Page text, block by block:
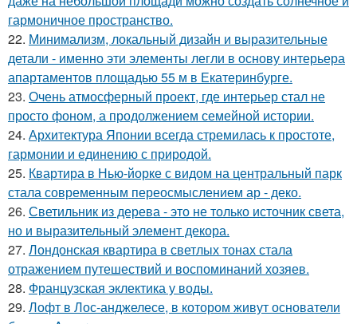
гармоничное пространство.
22. Минимализм, локальный дизайн и выразительные
детали - именно эти элементы легли в основу интерьера
апартаментов площадью 55 м в Екатеринбурге.
23. Очень атмосферный проект, где интерьер стал не
просто фоном, а продолжением семейной истории.
24. Архитектура Японии всегда стремилась к простоте,
гармонии и единению с природой.
25. Квартира в Нью-йорке с видом на центральный парк
стала современным переосмыслением ар - деко.
26. Светильник из дерева - это не только источник света,
но и выразительный элемент декора.
27. Лондонская квартира в светлых тонах стала
отражением путешествий и воспоминаний хозяев.
28. Французская эклектика у воды.
29. Лофт в Лос-анджелесе, в котором живут основатели